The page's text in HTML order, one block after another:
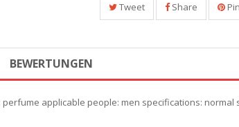
Tweet Share
BEWERTUNGEN
applicable people: men specifications: